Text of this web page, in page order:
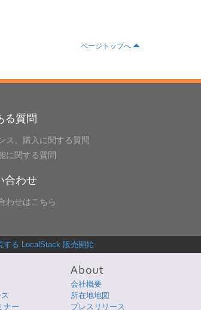
ページトップへ
る質問
ス、購入に関する質問
に関する質問
合わせ
わせはこちら
する LocalStack 販売開始
ナー
会社概要
所在地地図
プレスリリース